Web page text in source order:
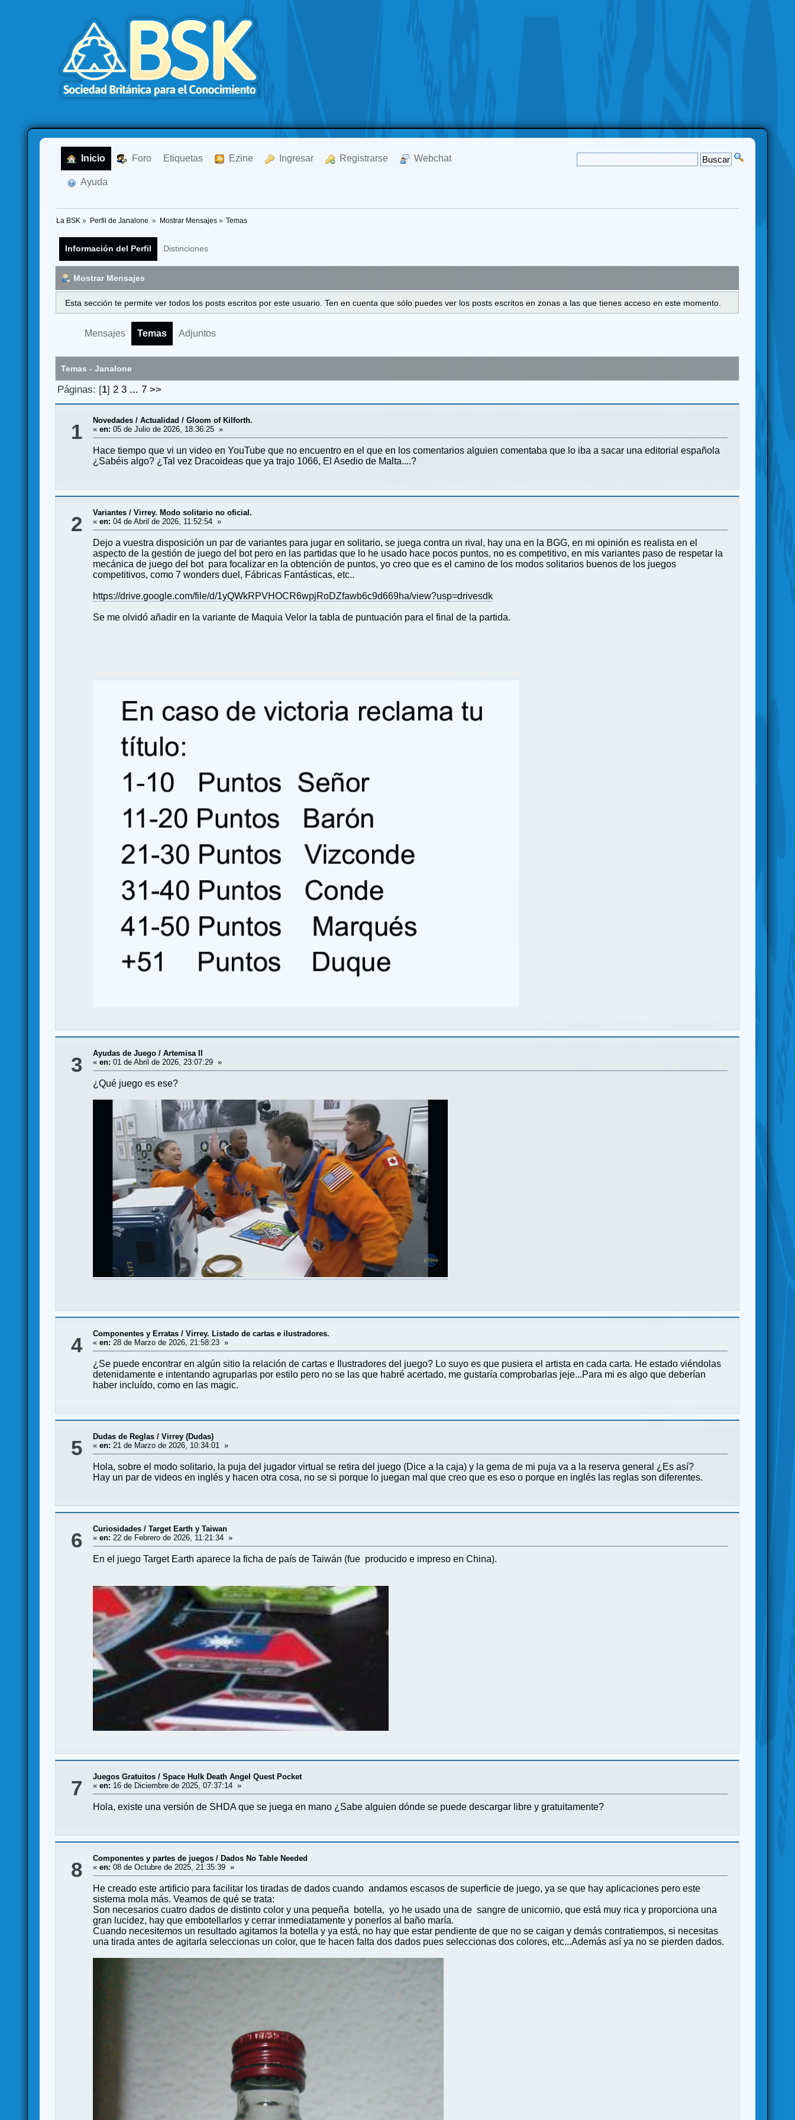
Inicio Foro Etiquetas Ezine Ingresar Registrarse Webchat
Ayuda
La BSK » Perfil de Janalone » Mostrar Mensajes» Temas
Información del Perfil Distinciones
Mostrar Mensajes
Esta sección te permite ver todos los posts escritos por este usuario. Ten en cuenta que sólo puedes ver los posts escritos en zonas a las que tienes acceso en este momento.
Mensajes Temas Adjuntos
Temas - Janalone
Páginas: [1] 2 3 ... 7 >>
1 Novedades / Actualidad /Gloom of Kilforth.
«en: 05 de Julio de 2026, 18:36:25 »
Hace tiempo que vi un video en YouTube que no encuentro en el que en los comentarios alguien comentaba que lo iba a sacar una editorial española
¿Sabéis algo? ¿Tal vez Dracoideas que ya trajo 1066, El Asedio de Malta....?
2 Variantes /Virrey. Modo solitario no oficial.
«en: 04 de Abril de 2026, 11:52:54 »
Dejo a vuestra disposición un par de variantes para jugar en solitario, se juega contra un rival, hay una en la BGG, en mi opinión es realista en el
aspecto de la gestión de juego del bot pero en las partidas que lo he usado hace pocos puntos, no es competitivo, en mis variantes paso de respetar la
mecánica de juego del bot para focalizar en la obtención de puntos, yo creo que es el camino de los modos solitarios buenos de los juegos
competitivos, como 7 wonders duel, Fábricas Fantásticas, etc..
https://drive.google.com/file/d/1yQWkRPVHOCR6wpjRoDZfawb6c9d669ha/view?usp=drivesdk
Se me olvidó añadir en la variante de Maquia Velor la tabla de puntuación para el final de la partida.
3 Ayudas de Juego /Artemisa II
«en: 01 de Abril de 2026, 23:07:29 »
¿Qué juego es ese?
4 Componentes y Erratas /Virrey. Listado de cartas e ilustradores.
«en: 28 de Marzo de 2026, 21:58:23 »
¿Se puede encontrar en algún sitio la relación de cartas e Ilustradores del juego? Lo suyo es que pusiera el artista en cada carta. He estado viéndolas
detenidamente e intentando agruparlas por estilo pero no se las que habré acertado, me gustaría comprobarlas jeje...Para mi es algo que deberían
haber incluído, como en las magic.
5 Dudas de Reglas /Virrey (Dudas)
«en: 21 de Marzo de 2026, 10:34:01 »
Hola, sobre el modo solitario, la puja del jugador virtual se retira del juego (Dice a la caja) y la gema de mi puja va a la reserva general ¿Es así?
Hay un par de videos en inglés y hacen otra cosa, no se si porque lo juegan mal que creo que es eso o porque en inglés las reglas son diferentes.
6 Curiosidades /Target Earth y Taiwan
«en: 22 de Febrero de 2026, 11:21:34 »
En el juego Target Earth aparece la ficha de país de Taiwán (fue producido e impreso en China).
7 Juegos Gratuitos/Space Hulk Death Angel Quest Pocket
«en: 16 de Diciembre de 2025, 07:37:14 »
Hola, existe una versión de SHDA que se juega en mano ¿Sabe alguien dónde se puede descargar libre y gratuitamente?
8 Componentes y partes de juegos / Dados No Table Needed
«en: 08 de Octubre de 2025, 21:35:39 »
He creado este artificio para facilitar los tiradas de dados cuando andamos escasos de superficie de juego, ya se que hay aplicaciones pero este
sistema mola más. Veamos de qué se trata:
Son necesarios cuatro dados de distinto color y una pequeña botella, yo he usado una de sangre de unicornio, que está muy rica y proporciona una
gran lucidez, hay que embotellarlos y cerrar inmediatamente y ponerlos al baño maría.
Cuando necesitemos un resultado agitamos la botella y ya está, no hay que estar pendiente de que no se caigan y demás contratiempos, si necesitas
una tirada antes de agitarla seleccionas un color, que te hacen falta dos dados pues seleccionas dos colores, etc...Además así ya no se pierden dados.